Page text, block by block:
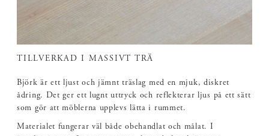
TILLVERKAD I MASSIVT TRÄ
Björk är ett ljust och jämnt träslag med en mjuk, diskret
ådring. Det ger ett lugnt uttryck och reflekterar ljus på ett sätt
som gör att möblerna upplevs lätta i rummet.
Materialet fungerar väl både obehandlat och målat. I